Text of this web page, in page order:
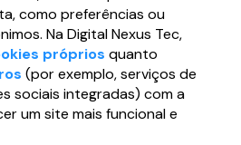
como preferências ou
Na Digital Nexus Tec,
próprios quanto
(por exemplo, serviços de
sociais integradas) com a
um site mais funcional e